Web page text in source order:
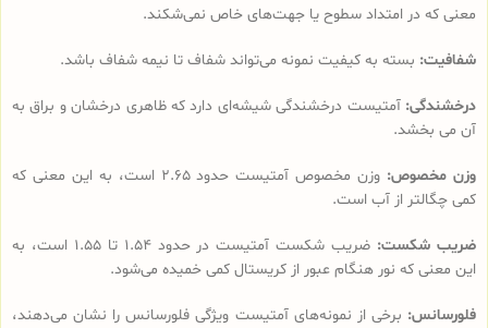
معنی که در امتداد سطوح یا جهت‌های خاص نمی‌شکند.
شفافیت: بسته به کیفیت نمونه می‌تواند شفاف تا نیمه شفاف باشد.
درخشندگی: آمتیست درخشندگی شیشه‌ای دارد که ظاهری درخشان و براق به
آن می بخشد.
وزن مخصوص:
وزن مخصوص آمتیست حدود 2.65 است، به این معنی که
کمی چگالتر از آب است.
ضریب شکست:
ضریب شکست آمتیست در حدود 1.54 تا 1.55 است، به
این معنی که نور هنگام عبور از کریستال کمی خمیده می‌شود.
فلورسانس: برخی از نمونه‌های آمتیست ویژگی فلورسانس را نشان می‌دهند،